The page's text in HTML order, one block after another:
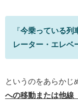
『今乗っている列
レーター・エレベ
というのをあらかじ
への移動または他線